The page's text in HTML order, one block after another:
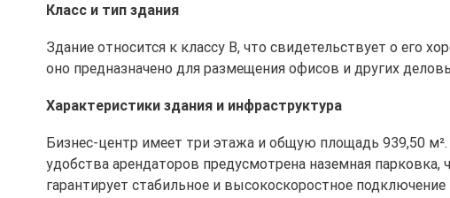
Класс и тип здания
Здание относится к классу B, что свидетельствует о его
оно предназначено для размещения офисов и других
Характеристики здания и инфраструктура
Бизнес-центр имеет три этажа и общую площадь 939,50
удобства арендаторов предусмотрена наземная
гарантирует стабильное и высокоскоростное подключение